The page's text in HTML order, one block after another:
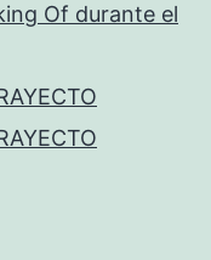
Of durante el